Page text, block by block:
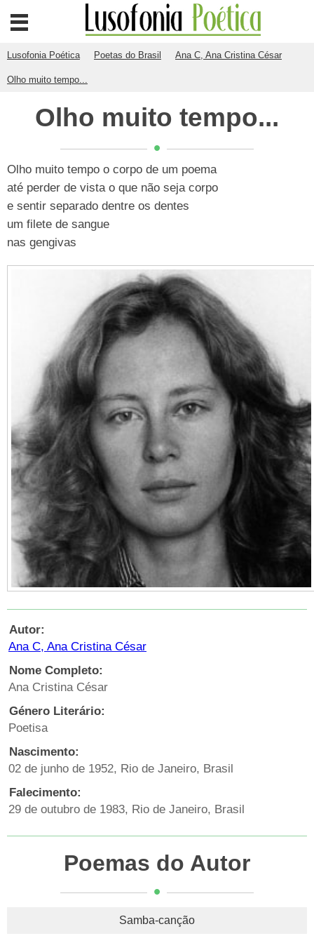
Lusofonia Poética Poetas do Brasil Ana C, Ana Cristina César
Olho muito tempo...
Olho muito tempo...
Olho muito tempo o corpo de um poema
até perder de vista o que não seja corpo
e sentir separado dentre os dentes
um filete de sangue
nas gengivas
Autor:
Ana C, Ana Cristina César
Nome Completo:
Ana Cristina César
Género Literário:
Poetisa
Nascimento:
02 de junho de 1952, Rio de Janeiro, Brasil
Falecimento:
29 de outubro de 1983, Rio de Janeiro, Brasil
Poemas do Autor
Samba-canção